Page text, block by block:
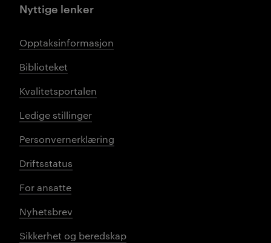
Nyttige lenker
Opptaksinformasjon
Biblioteket
Kvalitetsportalen
Ledige stillinger
Personvernerklæring
Driftsstatus
For ansatte
Nyhetsbrev
Sikkerhet og beredskap